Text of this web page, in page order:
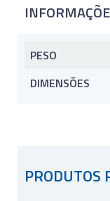
PESO
DIMENSÕES
PRODUTOS